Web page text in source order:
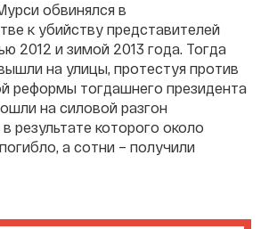
обвинялся в
к убийству представителей
2012 и зимой 2013 года. Тогда
на улицы, протестуя против
реформы тогдашнего президента
на силовой разгон
результате которого около
а сотни – получили